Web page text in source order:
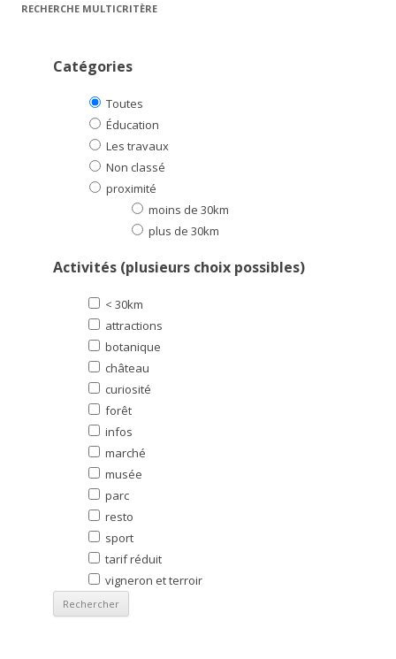
RECHERCHE MULTICRITÈRE
Catégories
Toutes
Éducation
Les travaux
Non classé
proximité
moins de 30km
plus de 30km
Activités (plusieurs choix possibles)
< 30km
attractions
botanique
château
curiosité
forêt
infos
marché
musée
parc
resto
sport
tarif réduit
vigneron et terroir